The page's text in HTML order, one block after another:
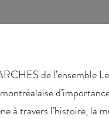
de l’ensemble
à travers l’histoire, la